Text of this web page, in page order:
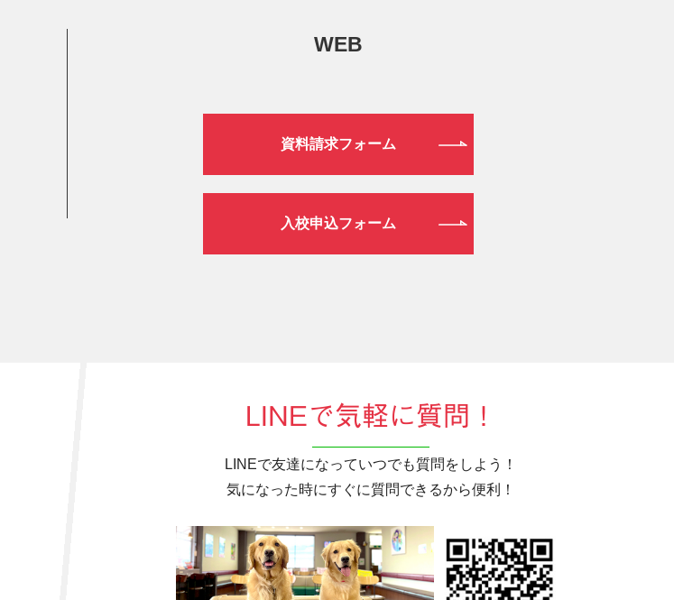
WEB
資料請求フォーム
入校申込フォーム
LINEで気軽に質問！
LINEで友達になっていつでも質問をしよう！
気になった時にすぐに質問できるから便利！